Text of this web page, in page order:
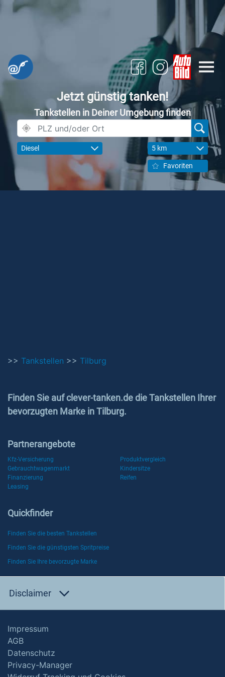
Jetzt günstig tanken!
Tankstellen in Deiner Umgebung finden
Diesel 5 km
Favoriten
>> Tankstellen >> Tilburg
Finden Sie auf clever-tanken.de die Tankstellen Ihrer
bevorzugten Marke in Tilburg.
Partnerangebote
Kfz-Versicherung
Produktvergleich
Gebrauchtwagenmarkt
Kindersitze
Finanzierung
Reifen
Leasing
Quickfinder
Finden Sie die besten Tankstellen
Finden Sie die günstigsten Spritpreise
Finden Sie Ihre bevorzugte Marke
Disclaimer
Impressum
AGB
Datenschutz
Privacy-Manager